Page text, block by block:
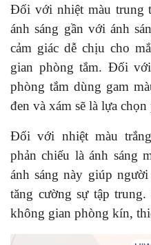
Đối với nhiệt màu trung
ánh sáng gần với ánh
cảm giác dễ chịu cho
gian phòng tắm. Đối
phòng tắm dùng gam
đen và xám sẽ là lựa
Đối với nhiệt màu
phản chiếu là ánh sáng
ánh sáng này giúp
tăng cường sự tập
không gian phòng kín,